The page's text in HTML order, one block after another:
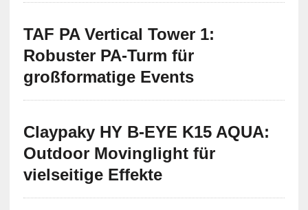
TAF PA Vertical Tower 1:
Robuster PA-Turm für
großformatige Events
Claypaky HY B-EYE K15 AQUA:
Outdoor Movinglight für
vielseitige Effekte